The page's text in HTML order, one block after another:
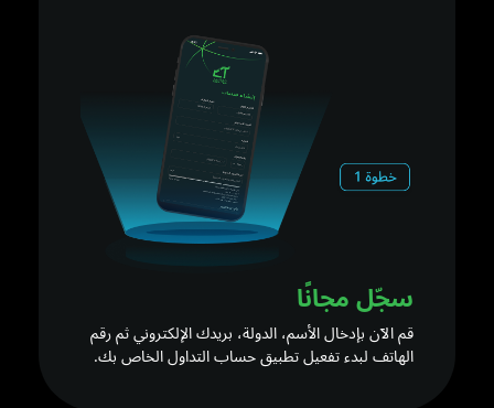
سجّل مجانًا
قم الآن بإدخال الأسم، الدولة، بريدك الإلكتروني ثم رقم
الهاتف لبدء تفعيل تطبيق حساب التداول الخاص بك.